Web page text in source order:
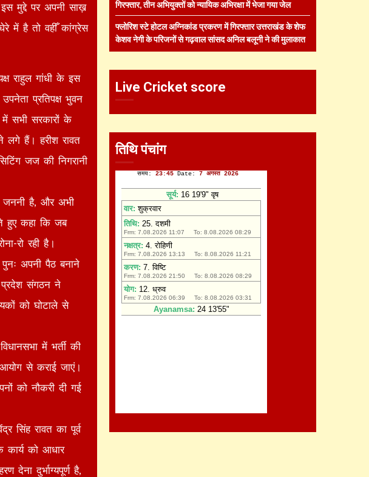
मुद्दे पर अपनी साख़
में है तो वहीँ कांग्रेस
राहुल गांधी के इस
प्रतिपक्ष भुवन
में सभी सरकारों के
लगे हैं। हरीश रावत
जज की निगरानी
जननी है, और अभी
हुए कहा कि जब
रो रही है।
अपनी पैठ बनाने
प्रदेश संगठन ने
को घोटाले से
में भर्ती की
से कराई जाएं।
को नौकरी दी गई
सिंह रावत का पूर्व
कार्य को आधार
दुर्भाग्यपूर्ण है,
गिरफ्तार, तीन अभियुक्तों को न्यायिक अभिरक्षा में भेजा गया जेल
फ्लोरिश स्टे होटल अग्निकांड प्रकरण में गिरफ्तार उत्तराखंड के शेफ
केशव नेगी के परिजनों से गढ़वाल सांसद अनिल बलूनी ने की मुलाकात
Live Cricket score
तिथि पंचांग